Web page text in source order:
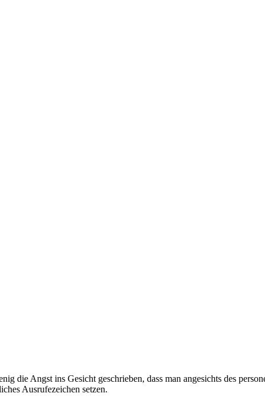
die Angst ins Gesicht geschrieben, dass man angesichts des
Ausrufezeichen setzen.